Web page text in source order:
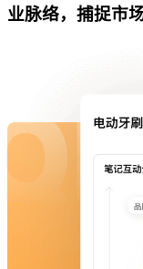
业脉络，捕捉市